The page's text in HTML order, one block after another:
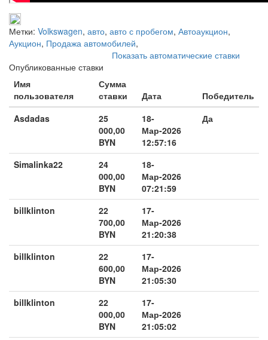
Метки: Volkswagen, авто, авто с пробегом, Автоаукцион,
Аукцион, Продажа автомобилей,
Показать автоматические ставки
Опубликованные ставки
Имя
пользователя
Сумма
ставки
Дата
Победитель
Asdadas
25
000,00
BYN
18-
Мар-2026
12:57:16
Да
Simalinka22
24
000,00
BYN
18-
Мар-2026
07:21:59
billklinton
22
700,00
BYN
17-
Мар-2026
21:20:38
billklinton
22
600,00
BYN
17-
Мар-2026
21:05:30
billklinton
22
000,00
BYN
17-
Мар-2026
21:05:02